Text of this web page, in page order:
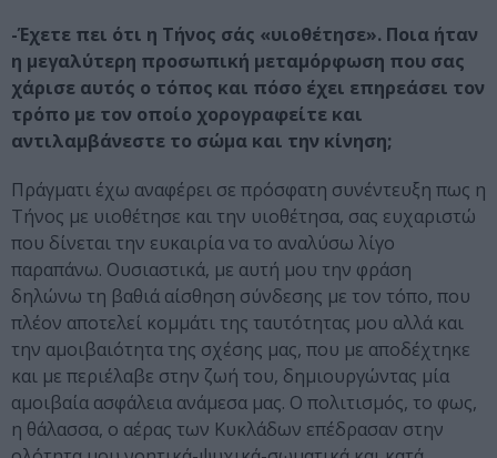
-Έχετε πει ότι η Τήνος σάς «υιοθέτησε». Ποια ήταν
η μεγαλύτερη προσωπική μεταμόρφωση που σας
χάρισε αυτός ο τόπος και πόσο έχει επηρεάσει τον
τρόπο με τον οποίο χορογραφείτε και
αντιλαμβάνεστε το σώμα και την κίνηση;
Πράγματι έχω αναφέρει σε πρόσφατη συνέντευξη πως η
Τήνος με υιοθέτησε και την υιοθέτησα, σας ευχαριστώ
που δίνεται την ευκαιρία να το αναλύσω λίγο
παραπάνω. Ουσιαστικά, με αυτή μου την φράση
δηλώνω τη βαθιά αίσθηση σύνδεσης με τον τόπο, που
πλέον αποτελεί κομμάτι της ταυτότητας μου αλλά και
την αμοιβαιότητα της σχέσης μας, που με αποδέχτηκε
και με περιέλαβε στην ζωή του, δημιουργώντας μία
αμοιβαία ασφάλεια ανάμεσα μας. Ο πολιτισμός, το φως,
η θάλασσα, ο αέρας των Κυκλάδων επέδρασαν στην